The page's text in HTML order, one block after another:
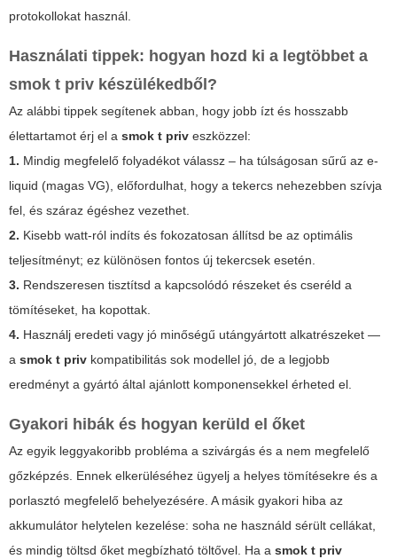
protokollokat használ.
Használati tippek: hogyan hozd ki a legtöbbet a
smok t priv készülékedből?
Az alábbi tippek segítenek abban, hogy jobb ízt és hosszabb
élettartamot érj el a smok t priv eszközzel:
1. Mindig megfelelő folyadékot válassz – ha túlságosan sűrű az e-
liquid (magas VG), előfordulhat, hogy a tekercs nehezebben szívja
fel, és száraz égéshez vezethet.
2. Kisebb watt-ról indíts és fokozatosan állítsd be az optimális
teljesítményt; ez különösen fontos új tekercsek esetén.
3. Rendszeresen tisztítsd a kapcsolódó részeket és cseréld a
tömítéseket, ha kopottak.
4. Használj eredeti vagy jó minőségű utángyártott alkatrészeket —
a smok t priv kompatibilitás sok modellel jó, de a legjobb
eredményt a gyártó által ajánlott komponensekkel érheted el.
Gyakori hibák és hogyan kerüld el őket
Az egyik leggyakoribb probléma a szivárgás és a nem megfelelő
gőzképzés. Ennek elkerüléséhez ügyelj a helyes tömítésekre és a
porlasztó megfelelő behelyezésére. A másik gyakori hiba az
akkumulátor helytelen kezelése: soha ne használd sérült cellákat,
és mindig töltsd őket megbízható töltővel. Ha a smok t priv